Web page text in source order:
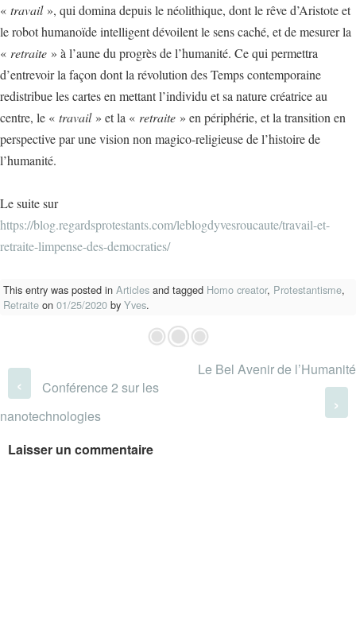
« travail », qui domina depuis le néolithique, dont le rêve d’Aristote et
le robot humanoïde intelligent dévoilent le sens caché, et de mesurer la
« retraite » à l’aune du progrès de l’humanité. Ce qui permettra
d’entrevoir la façon dont la révolution des Temps contemporaine
redistribue les cartes en mettant l’individu et sa nature créatrice au
centre, le « travail » et la « retraite » en périphérie, et la transition en
perspective par une vision non magico-religieuse de l’histoire de
l’humanité.
Le suite sur
https://blog.regardsprotestants.com/leblogdyvesroucaute/travail-et-
retraite-limpense-des-democraties/
This entry was posted in Articles and tagged Homo creator, Protestantisme,
Retraite on 01/25/2020 by Yves.
Post navigation
‹
Conférence 2 sur les
nanotechnologies
Le Bel Avenir de l’Humanité
›
Laisser un commentaire